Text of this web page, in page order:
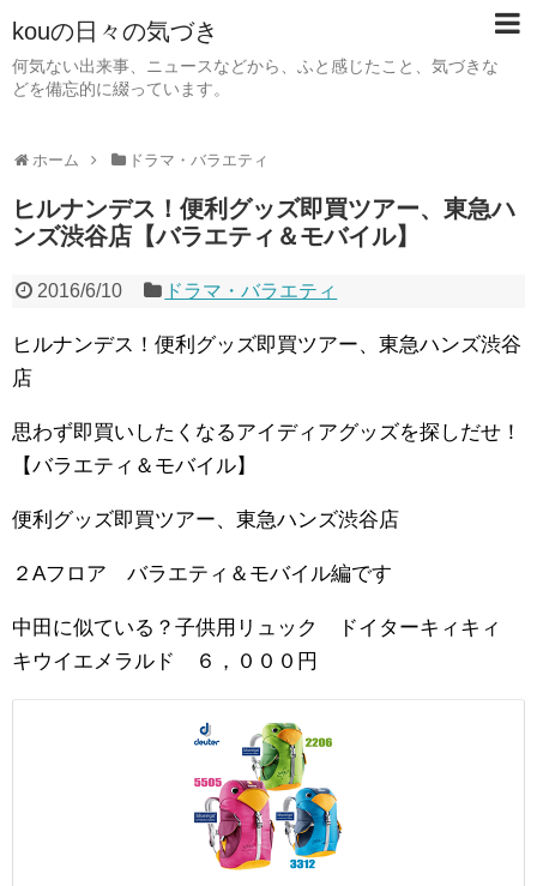
kouの日々の気づき
何気ない出来事、ニュースなどから、ふと感じたこと、気づきな
どを備忘的に綴っています。
ホーム ドラマ・バラエティ
ヒルナンデス！便利グッズ即買ツアー、東急ハ
ンズ渋谷店【バラエティ＆モバイル】
2016/6/10 ドラマ・バラエティ
ヒルナンデス！便利グッズ即買ツアー、東急ハンズ渋谷
店
思わず即買いしたくなるアイディアグッズを探しだせ！
【バラエティ＆モバイル】
便利グッズ即買ツアー、東急ハンズ渋谷店
２Aフロア バラエティ＆モバイル編です
中田に似ている？子供用リュック ドイターキィキィ
キウイエメラルド ６，０００円